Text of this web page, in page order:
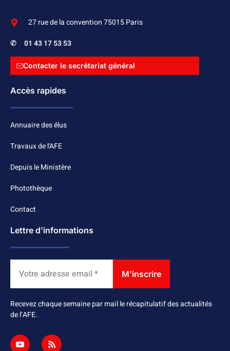
27 rue de la convention 75015 Paris
✆ 01 43 17 53 53
Contacter le secrétariat général
Accès rapides
Annuaire des élus
Travaux de l'AFE
Depuis le Ministère
Photothèque
Contact
Lettre d'informations
Recevez chaque semaine par mail le récapitulatif des actualités
de l’AFE.